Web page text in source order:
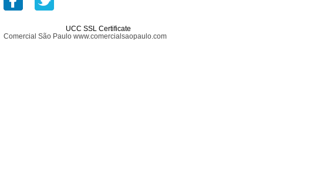
UCC SSL Certificate
Comercial São Paulo www.comercialsaopaulo.com